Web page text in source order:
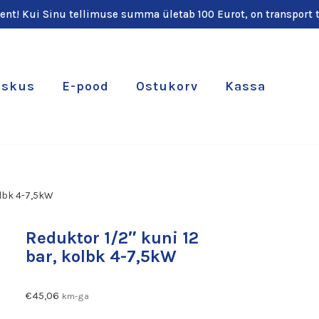
Kui Sinu tellimuse summa ületab 100 Eurot, on transport
E-pood Ostukorv Kassa
4-7,5kW
Reduktor 1/2″ kuni 12
bar, kolbk 4-7,5kW
€45,06 km-ga